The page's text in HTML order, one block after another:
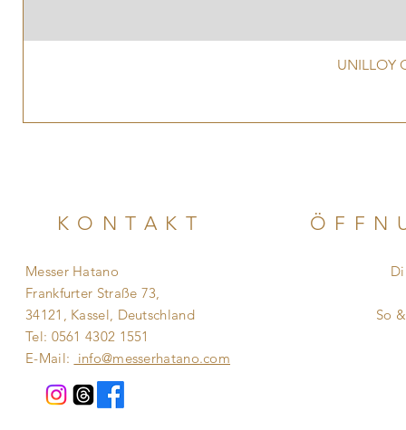
UNILLOY
KONTAKT
Messer Hatano
Frankfurter Straße 73,
34121, Kassel, Deutschland
Tel: 0561 4302 1551
E-Mail: info@messerhatano.com
So